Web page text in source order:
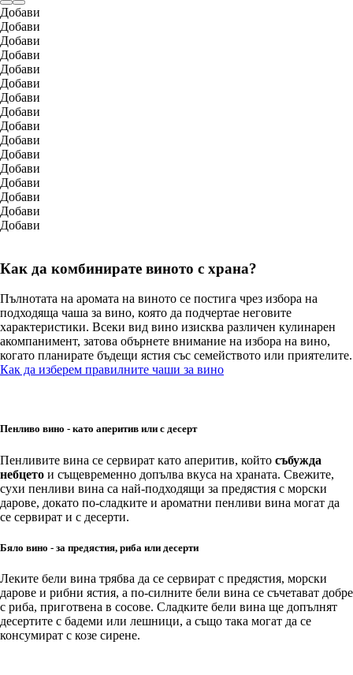
Добави
Добави
Добави
Добави
Добави
Добави
Добави
Добави
Добави
Добави
Добави
Добави
Добави
Добави
Добави
Добави
Как да комбинирате виното с храна?
Пълнотата на аромата на виното се постига чрез избора на
подходяща чаша за вино, която да подчертае неговите
характеристики. Всеки вид вино изисква различен кулинарен
акомпанимент, затова обърнете внимание на избора на вино,
когато планирате бъдещи ястия със семейството или приятелите.
Как да изберем правилните чаши за вино
Пенливо вино - като аперитив или с десерт
Пенливите вина се сервират като аперитив, който събужда
небцето и същевременно допълва вкуса на храната. Свежите,
сухи пенливи вина са най-подходящи за предястия с морски
дарове, докато по-сладките и ароматни пенливи вина могат да
се сервират и с десерти.
Бяло вино - за предястия, риба или десерти
Леките бели вина трябва да се сервират с предястия, морски
дарове и рибни ястия, а по-силните бели вина се съчетават добре
с риба, приготвена в сосове. Сладките бели вина ще допълнят
десертите с бадеми или лешници, а също така могат да се
консумират с козе сирене.